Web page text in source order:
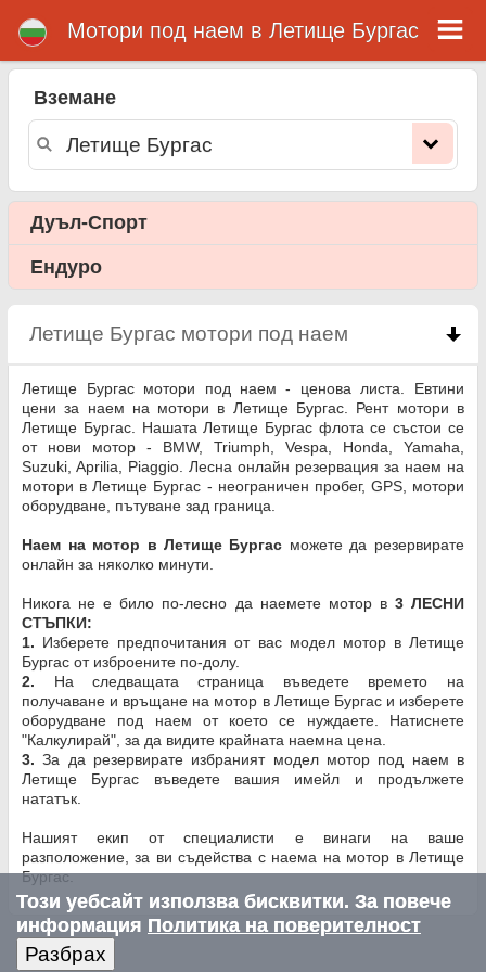
Летище Бургас мотори
под наем
Летище Бургас мотори под наем - ценова листа. Евтини цени за наем на мотори в Летище Бургас. Рент мотори в Летище
Бургас. Нашата Летище Бургас флота се състои се от нови мотор - BMW, Triumph, Vespa, Honda, Yamaha, Suzuki, Aprilia,
пътуване зад граница.
Mотори под наем в Летище Бургас
Вземане
Дуъл-Спорт
Ендуро
Летище Бургас мотори под наем click to
Летище Бургас мотори под наем - ценова листа. Евтини
цени за наем на мотори в Летище Бургас. Рент мотори в
Летище Бургас. Нашата Летище Бургас флота се състои се
от нови мотор - BMW, Triumph, Vespa, Honda, Yamaha,
Suzuki, Aprilia, Piaggio. Лесна онлайн резервация за наем на
мотори в Летище Бургас - неограничен пробег, GPS, мотори
оборудване, пътуване зад граница.
Наем на мотор в Летище Бургас можете да резервирате
онлайн за няколко минути.
Никога не е било по-лесно да наемете мотор в 3 ЛЕСНИ
СТЪПКИ:
1. Изберете предпочитания от вас модел мотор в Летище
Бургас от изброените по-долу.
2. На следващата страница въведете времето на
получаване и връщане на мотор в Летище Бургас и изберете
оборудване под наем от което се нуждаете. Натиснете
"Калкулирай", за да видите крайната наемна цена.
3. За да резервирате избраният модел мотор под наем в
Летище Бургас въведете вашия имейл и продължете
нататък.
Нашият екип от специалисти е винаги на ваше
разположение, за ви съдейства с наема на мотор в Летище
Бургас.
Този уебсайт използва бисквитки. За повече
информация Политика на поверителност
Разбрах